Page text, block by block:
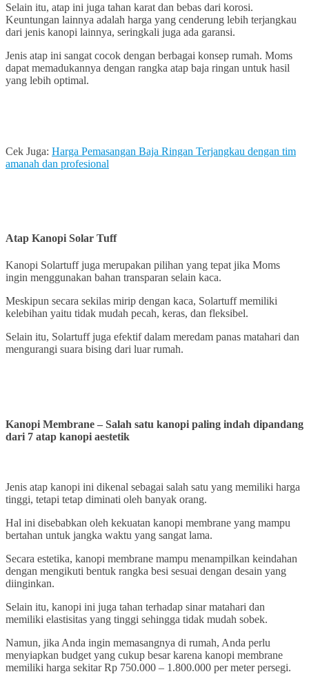
Selain itu, atap ini juga tahan karat dan bebas dari korosi.
Keuntungan lainnya adalah harga yang cenderung lebih terjangkau
dari jenis kanopi lainnya, seringkali juga ada garansi.
Jenis atap ini sangat cocok dengan berbagai konsep rumah. Moms
dapat memadukannya dengan rangka atap baja ringan untuk hasil
yang lebih optimal.
Cek Juga: Harga Pemasangan Baja Ringan Terjangkau dengan tim
amanah dan profesional
Atap Kanopi Solar Tuff
Kanopi Solartuff juga merupakan pilihan yang tepat jika Moms
ingin menggunakan bahan transparan selain kaca.
Meskipun secara sekilas mirip dengan kaca, Solartuff memiliki
kelebihan yaitu tidak mudah pecah, keras, dan fleksibel.
Selain itu, Solartuff juga efektif dalam meredam panas matahari dan
mengurangi suara bising dari luar rumah.
Kanopi Membrane – Salah satu kanopi paling indah dipandang
dari 7 atap kanopi aestetik
Jenis atap kanopi ini dikenal sebagai salah satu yang memiliki harga
tinggi, tetapi tetap diminati oleh banyak orang.
Hal ini disebabkan oleh kekuatan kanopi membrane yang mampu
bertahan untuk jangka waktu yang sangat lama.
Secara estetika, kanopi membrane mampu menampilkan keindahan
dengan mengikuti bentuk rangka besi sesuai dengan desain yang
diinginkan.
Selain itu, kanopi ini juga tahan terhadap sinar matahari dan
memiliki elastisitas yang tinggi sehingga tidak mudah sobek.
Namun, jika Anda ingin memasangnya di rumah, Anda perlu
menyiapkan budget yang cukup besar karena kanopi membrane
memiliki harga sekitar Rp 750.000 – 1.800.000 per meter persegi.